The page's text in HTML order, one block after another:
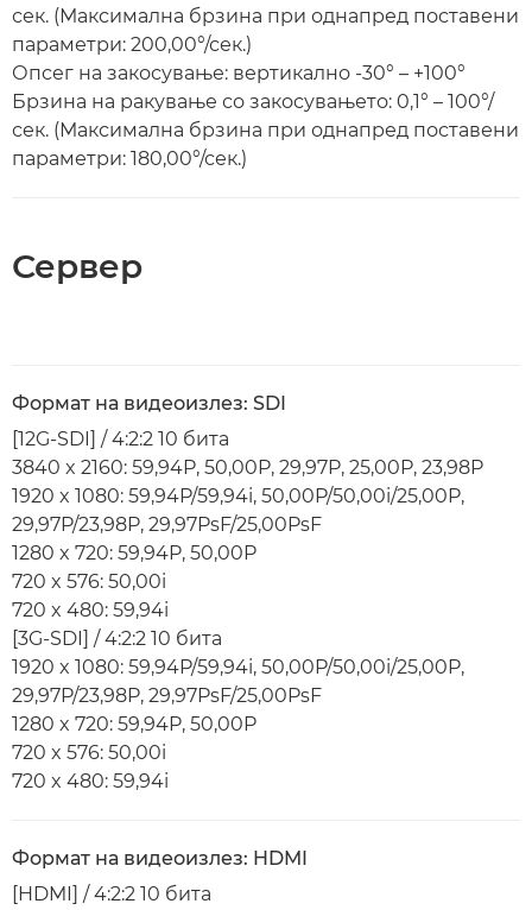
сек. (Максимална брзина при однапред поставени
параметри: 200,00°/сек.)
Опсег на закосување: вертикално -30° – +100°
Брзина на ракување со закосувањето: 0,1° – 100°/
сек. (Максимална брзина при однапред поставени
параметри: 180,00°/сек.)
Сервер
Формат на видеоизлез: SDI
[12G-SDI] / 4:2:2 10 бита
3840 x 2160: 59,94P, 50,00P, 29,97P, 25,00P, 23,98P
1920 x 1080: 59,94P/59,94i, 50,00P/50,00i/25,00P,
29,97P/23,98P, 29,97PsF/25,00PsF
1280 x 720: 59,94P, 50,00P
720 x 576: 50,00i
720 x 480: 59,94i
[3G-SDI] / 4:2:2 10 бита
1920 x 1080: 59,94P/59,94i, 50,00P/50,00i/25,00P,
29,97P/23,98P, 29,97PsF/25,00PsF
1280 x 720: 59,94P, 50,00P
720 x 576: 50,00i
720 x 480: 59,94i
Формат на видеоизлез: HDMI
[HDMI] / 4:2:2 10 бита